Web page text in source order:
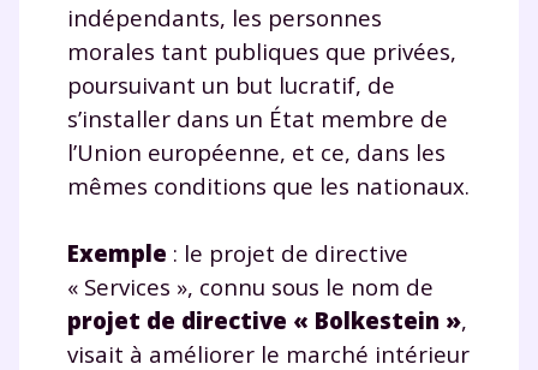
indépendants, les personnes
morales tant publiques que privées,
poursuivant un but lucratif, de
s’installer dans un État membre de
l’Union européenne, et ce, dans les
mêmes conditions que les nationaux.
Exemple : le projet de directive
« Services », connu sous le nom de
projet de directive « Bolkestein »,
visait à améliorer le marché intérieur